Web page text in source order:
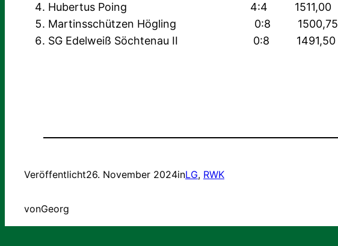
Hubertus Poing 4:4 1511,00
Martinsschützen Högling 0:8 1500,75
SG Edelweiß Söchtenau II 0:8 1491,50
Veröffentlicht26. November 2024inLG, RWK
vonGeorg